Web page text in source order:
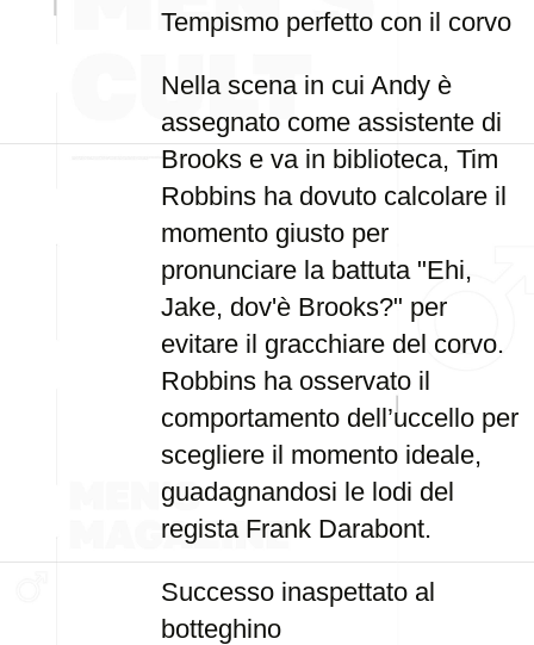
Tempismo perfetto con il corvo
Nella scena in cui Andy è
assegnato come assistente di
Brooks e va in biblioteca, Tim
Robbins ha dovuto calcolare il
momento giusto per
pronunciare la battuta "Ehi,
Jake, dov'è Brooks?" per
evitare il gracchiare del corvo.
Robbins ha osservato il
comportamento dell’uccello per
scegliere il momento ideale,
guadagnandosi le lodi del
regista Frank Darabont.
Successo inaspettato al
botteghino